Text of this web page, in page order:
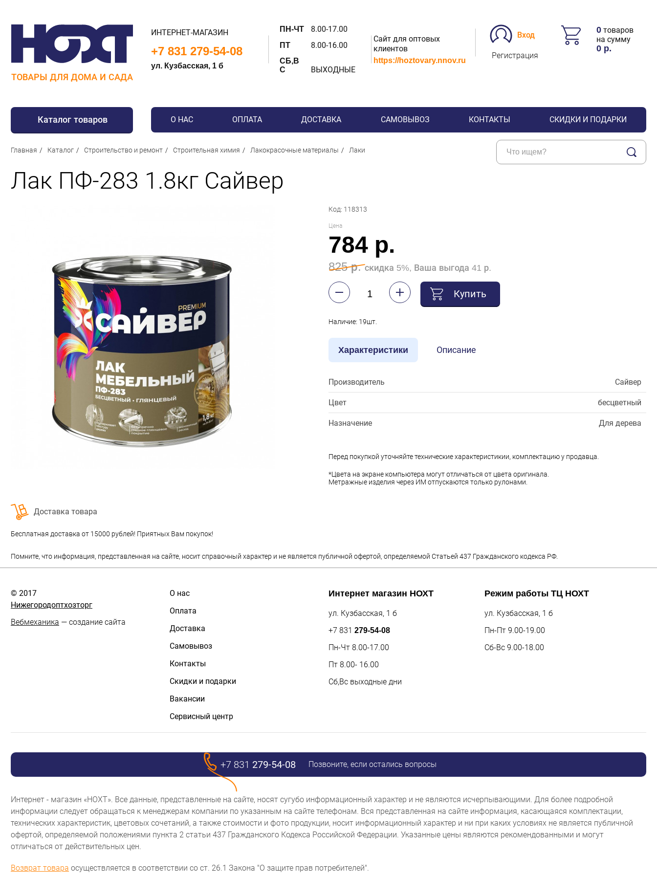
ТОВАРЫ ДЛЯ ДОМА И САДА
ИНТЕРНЕТ-МАГАЗИН
+7 831 279-54-08
ул. Кузбасская, 1 б
ПН-ЧТ 8.00-17.00
ПТ 8.00-16.00
СБ,В
С
ВЫХОДНЫЕ
Сайт для оптовых
клиентов
https://hoztovary.nnov.ru
Вход
Регистрация
0 товаров
на сумму
0 р.
Каталог товаров
Для дома
Сантехника
Бытовая техника
Обувь для дома и дачи
О НАС ОПЛАТА ДОСТАВКА САМОВЫВОЗ КОНТАКТЫ СКИДКИ И ПОДАРКИ
Главная Каталог Строительство и ремонт Строительная химия Лакокрасочные материалы Лаки
Лак ПФ-283 1.8кг Сайвер
Доставка товара
Бесплатная доставка от 15000 рублей! Приятных Вам покупок!
Код: 118313
Цена
784 р.
825 р.скидка 5%, Ваша выгода 41 р.
Купить
Наличие: 19шт.
Характеристики Описание
Производитель Сайвер
Цвет бесцветный
Назначение Для дерева
Перед покупкой уточняйте технические характеристикии, комплектацию у продавца.
*Цвета на экране компьютера могут отличаться от цвета оригинала.
Метражные изделия через ИМ отпускаются только рулонами.
Помните, что информация, представленная на сайте, носит справочный характер и не является публичной офертой, определяемой Статьей 437 Гражданского кодекса РФ.
© 2017
Нижегородоптхозторг
Вебмеханика — создание сайта
О нас
Оплата
Доставка
Самовывоз
Контакты
Скидки и подарки
Вакансии
Сервисный центр
Интернет магазин НОХТ
ул. Кузбасская, 1 б
+7 831 279-54-08
Пн-Чт 8.00-17.00
Пт 8.00- 16.00
Сб,Вс выходные дни
Режим работы ТЦ НОХТ
ул. Кузбасская, 1 б
Пн-Пт 9.00-19.00
Сб-Вс 9.00-18.00
+7 831 279-54-08 Позвоните, если остались вопросы
Интернет - магазин «НОХТ». Все данные, представленные на сайте, носят сугубо информационный характер и не являются исчерпывающими. Для более подробной
информации следует обращаться к менеджерам компании по указанным на сайте телефонам. Вся представленная на сайте информация, касающаяся комплектации,
технических характеристик, цветовых сочетаний, а также стоимости и фото продукции, носит информационный характер и ни при каких условиях не является публичной
офертой, определяемой положениями пункта 2 статьи 437 Гражданского Кодекса Российской Федерации. Указанные цены являются рекомендованными и могут
отличаться от действительных цен.
Возврат товара осуществляется в соответствии со ст. 26.1 Закона "О защите прав потребителей".